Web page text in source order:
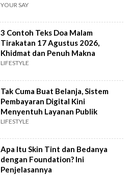
YOUR SAY
3 Contoh Teks Doa Malam
Tirakatan 17 Agustus 2026,
Khidmat dan Penuh Makna
LIFESTYLE
Tak Cuma Buat Belanja, Sistem
Pembayaran Digital Kini
Menyentuh Layanan Publik
LIFESTYLE
Apa Itu Skin Tint dan Bedanya
dengan Foundation? Ini
Penjelasannya